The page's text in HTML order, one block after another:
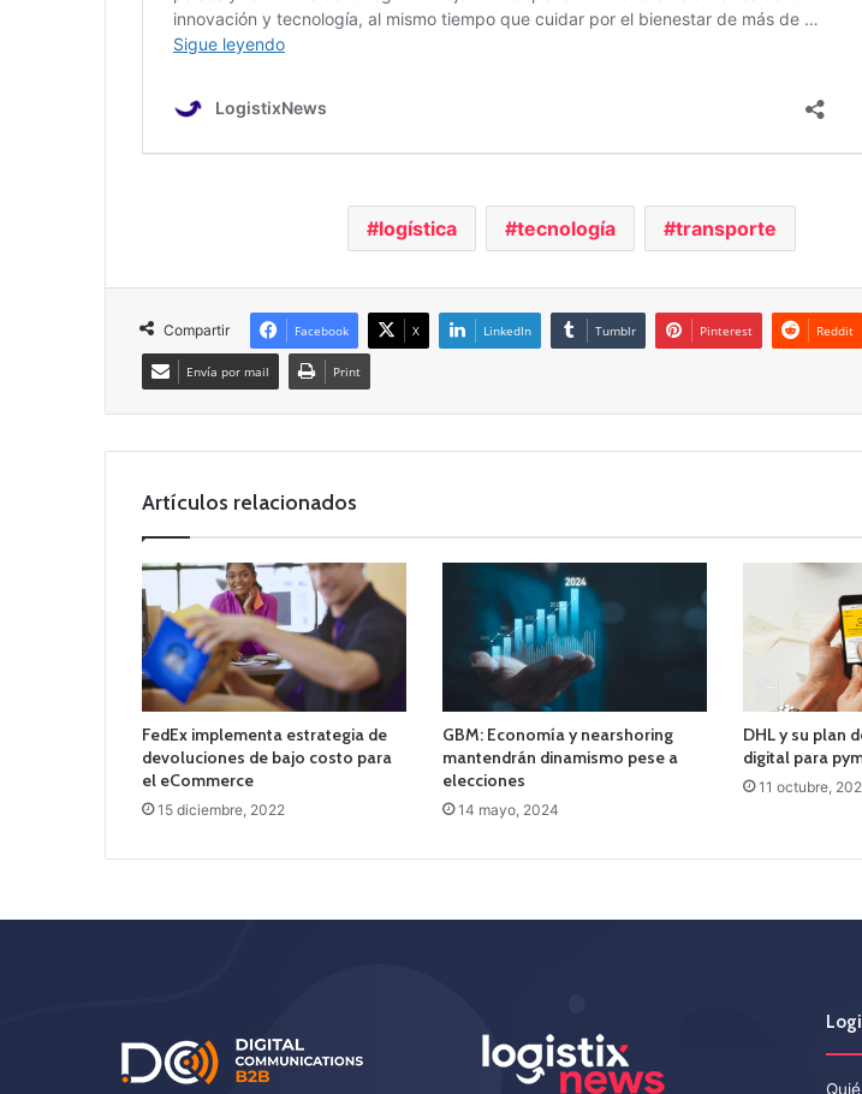
logística tecnología transporte
Compartir Facebook X LinkedIn Tumblr Pinterest Reddit
Envía por mail Print
Artículos relacionados
FedEx implementa estrategia de
devoluciones de bajo costo para
el eCommerce
15 diciembre, 2022
GBM: Economía y nearshoring
mantendrán dinamismo pese a
elecciones
14 mayo, 2024
DHL y su plan
digital para
11 octubre,